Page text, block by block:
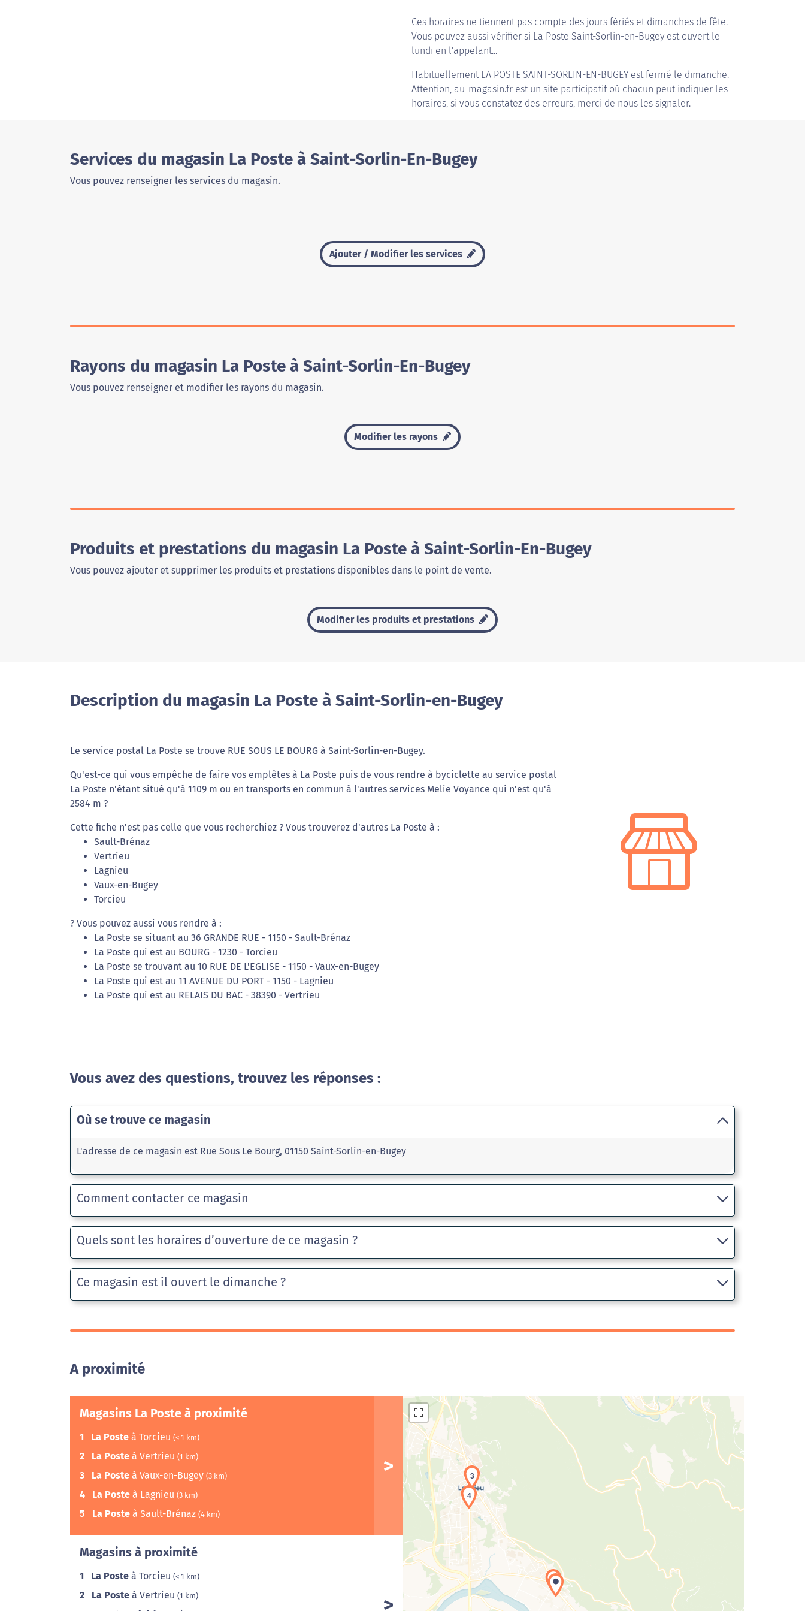
Ces horaires ne tiennent pas compte des jours fériés et dimanches de fête.
Vous pouvez aussi vérifier si La Poste Saint-Sorlin-en-Bugey est ouvert le
lundi en l'appelant...
Habituellement LA POSTE SAINT-SORLIN-EN-BUGEY est fermé le dimanche.
Attention, au-magasin.fr est un site participatif où chacun peut indiquer les
horaires, si vous constatez des erreurs, merci de nous les signaler.
Services du magasin La Poste à Saint-Sorlin-En-Bugey
Vous pouvez renseigner les services du magasin.
Ajouter / Modifier les services
Rayons du magasin La Poste à Saint-Sorlin-En-Bugey
Vous pouvez renseigner et modifier les rayons du magasin.
Modifier les rayons
Produits et prestations du magasin La Poste à Saint-Sorlin-En-Bugey
Vous pouvez ajouter et supprimer les produits et prestations disponibles dans le point de vente.
Modifier les produits et prestations
Description du magasin La Poste à Saint-Sorlin-en-Bugey
Le service postal La Poste se trouve RUE SOUS LE BOURG à Saint-Sorlin-en-Bugey.
Qu'est-ce qui vous empêche de faire vos emplêtes à La Poste puis de vous rendre à byciclette au service postal
La Poste n'étant situé qu'à 1109 m ou en transports en commun à l'autres services Melie Voyance qui n'est qu'à
2584 m ?
Cette fiche n'est pas celle que vous recherchiez ? Vous trouverez d'autres La Poste à :
Sault-Brénaz
Vertrieu
Lagnieu
Vaux-en-Bugey
Torcieu
? Vous pouvez aussi vous rendre à :
La Poste se situant au 36 GRANDE RUE - 1150 - Sault-Brénaz
La Poste qui est au BOURG - 1230 - Torcieu
La Poste se trouvant au 10 RUE DE L'EGLISE - 1150 - Vaux-en-Bugey
La Poste qui est au 11 AVENUE DU PORT - 1150 - Lagnieu
La Poste qui est au RELAIS DU BAC - 38390 - Vertrieu
Vous avez des questions, trouvez les réponses :
Où se trouve ce magasin
L'adresse de ce magasin est Rue Sous Le Bourg, 01150 Saint-Sorlin-en-Bugey
Comment contacter ce magasin
Quels sont les horaires d’ouverture de ce magasin ?
Ce magasin est il ouvert le dimanche ?
A proximité
Magasins La Poste à proximité
1 La Poste à Torcieu (< 1 km)
2 La Poste à Vertrieu (1 km)
3 La Poste à Vaux-en-Bugey (3 km)
4 La Poste à Lagnieu (3 km)
5 La Poste à Sault-Brénaz (4 km)
Magasins à proximité
1 La Poste à Torcieu (< 1 km)
2 La Poste à Vertrieu (1 km)
Chargement de la carte en cours...
1
3
4